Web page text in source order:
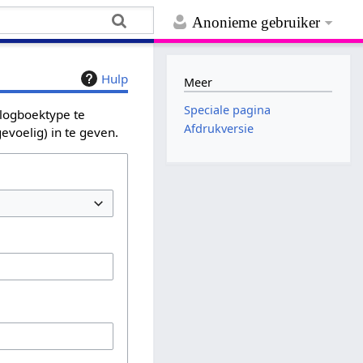
Anonieme gebruiker
Hulp
te
in te geven.
Meer
Speciale pagina
Afdrukversie